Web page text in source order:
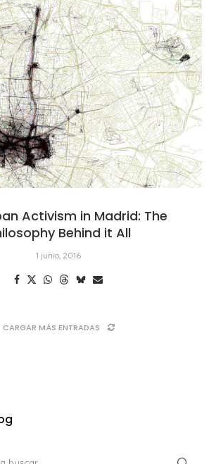
Activism in Madrid: The
Behind it All
1 junio, 2016
CARGAR MÁS ENTRADAS